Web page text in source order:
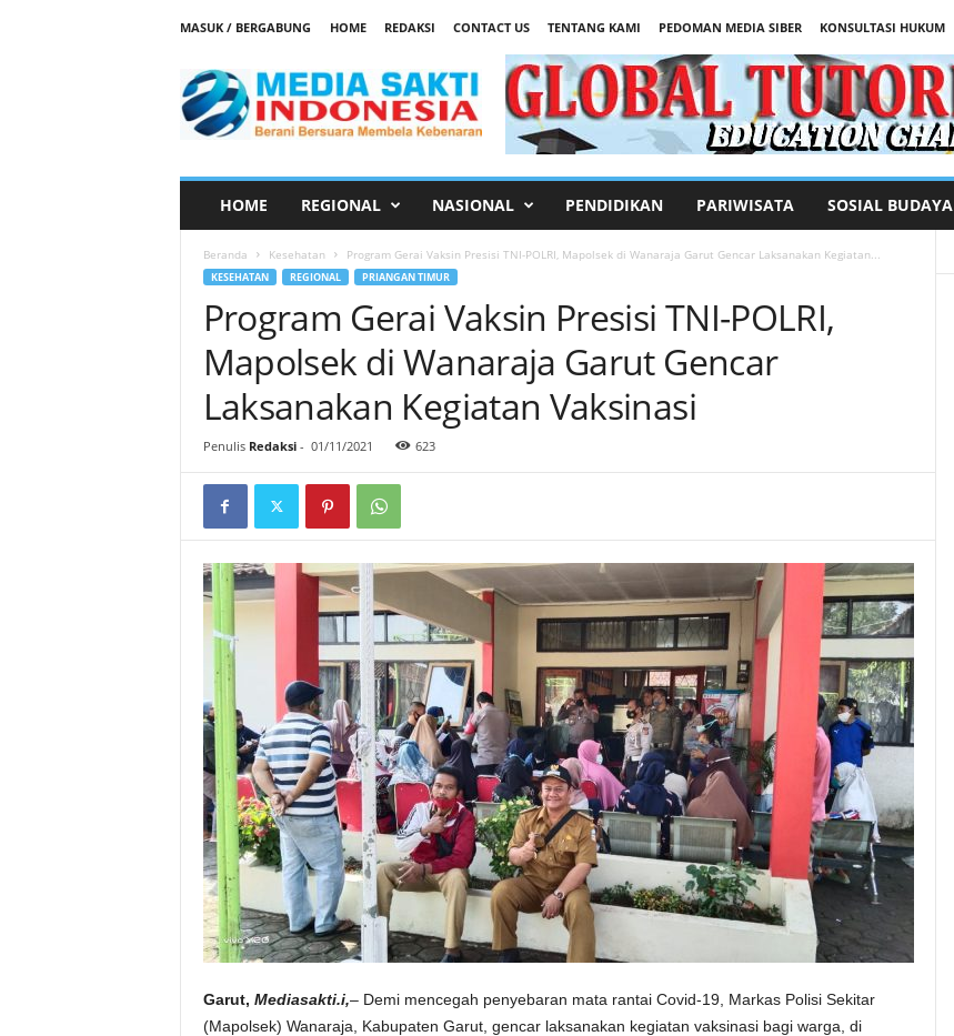
MASUK / BERGABUNG HOME REDAKSI CONTACT US TENTANG KAMI PEDOMAN MEDIA SIBER
KONSULTASI HUKUM
d
HOME REGIONAL NASIONAL PENDIDIKAN PARIWISATA SOSIAL BUDAYA
Beranda Kesehatan Program Gerai Vaksin Presisi TNI-POLRI, Mapolsek di Wanaraja Garut Gencar Laksanakan Kegiatan...
KESEHATAN REGIONAL PRIANGAN TIMUR
Program Gerai Vaksin Presisi TNI-POLRI,
Mapolsek di Wanaraja Garut Gencar
Laksanakan Kegiatan Vaksinasi
Penulis Redaksi- 01/11/2021 623
Garut, Mediasakti.i,– Demi mencegah penyebaran mata rantai Covid-19, Markas Polisi Sekitar
(Mapolsek) Wanaraja, Kabupaten Garut, gencar laksanakan kegiatan vaksinasi bagi warga, di